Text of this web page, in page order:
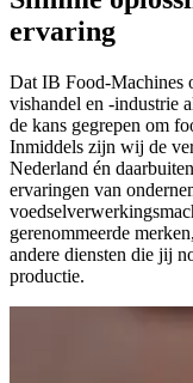
ervaring
Dat IB Food-Machines
vishandel en -industrie
de kans gegrepen om
Inmiddels zijn wij de
Nederland én
ervaringen van
gerenommeerde
andere diensten die jij
productie.